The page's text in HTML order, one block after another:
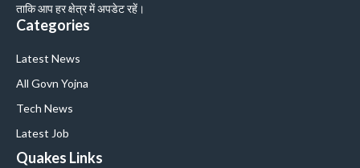
ताकि आप हर क्षेत्र में अपडेट रहें।
Categories
Latest News
All Govn Yojna
Tech News
Latest Job
Quakes Links